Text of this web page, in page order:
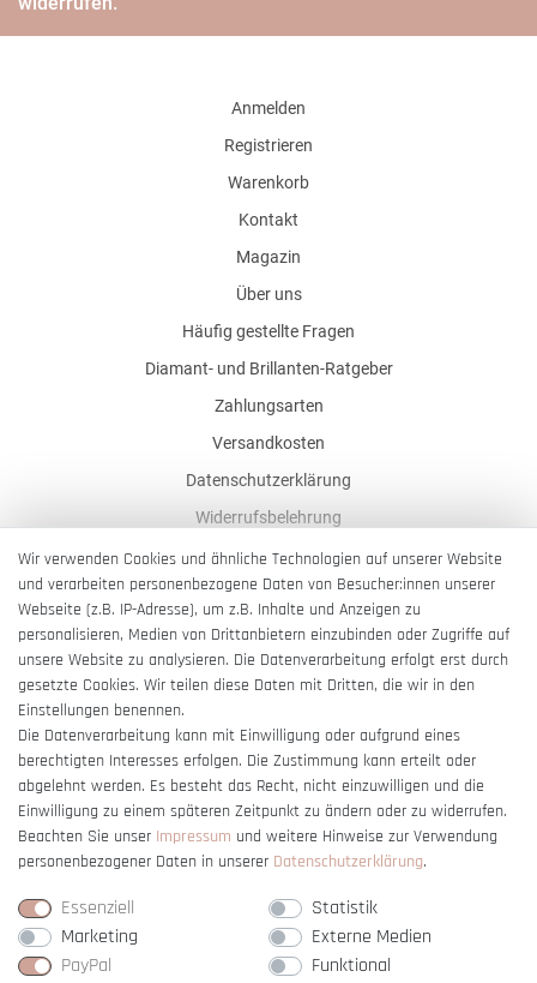
Anmelden
Registrieren
Warenkorb
Kontakt
Magazin
Über uns
Häufig gestellte Fragen
Diamant- und Brillanten-Ratgeber
Zahlungsarten
Versandkosten
Datenschutzerklärung
Widerrufsbelehrung
AGB
Impressum
Barrierefreiheitserklärung
Vertrag widerrufen
Wir verwenden Cookies und ähnliche Technologien auf unserer Website
und verarbeiten personenbezogene Daten von Besucher:innen unserer
Webseite (z.B. IP-Adresse), um z.B. Inhalte und Anzeigen zu
personalisieren, Medien von Drittanbietern einzubinden oder Zugriffe auf
unsere Website zu analysieren. Die Datenverarbeitung erfolgt erst durch
gesetzte Cookies. Wir teilen diese Daten mit Dritten, die wir in den
Einstellungen benennen.
Die Datenverarbeitung kann mit Einwilligung oder aufgrund eines
berechtigten Interesses erfolgen. Die Zustimmung kann erteilt oder
abgelehnt werden. Es besteht das Recht, nicht einzuwilligen und die
Einwilligung zu einem späteren Zeitpunkt zu ändern oder zu widerrufen.
Beachten Sie unser Impressum und weitere Hinweise zur Verwendung
personenbezogener Daten in unserer Daten­schutz­erklärung.
Essenziell
Statistik
Marketing
Externe Medien
PayPal
Funktional